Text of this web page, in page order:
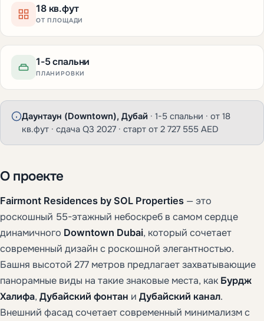
18 кв.фут
ОТ ПЛОЩАДИ
1-5 спальни
ПЛАНИРОВКИ
Даунтаун (Downtown), Дубай · 1-5 спальни · от 18
кв.фут · сдача Q3 2027 · старт от 2 727 555 AED
О проекте
Fairmont Residences by SOL Properties — это
роскошный 55-этажный небоскреб в самом сердце
динамичного Downtown Dubai, который сочетает
современный дизайн с роскошной элегантностью.
Башня высотой 277 метров предлагает захватывающие
панорамные виды на такие знаковые места, как Бурдж
Халифа, Дубайский фонтан и Дубайский канал.
Внешний фасад сочетает современный минимализм с